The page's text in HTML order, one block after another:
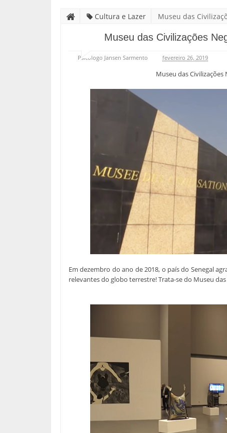
Cultura e Lazer Museu das
Museu das Civilizações
Psicólogo Jansen Sarmento fevereiro 26, 2019
Museu das Civilizações
Em dezembro do ano de 2018, o país do Senegal
relevantes do globo terrestre! Trata-se do Museu